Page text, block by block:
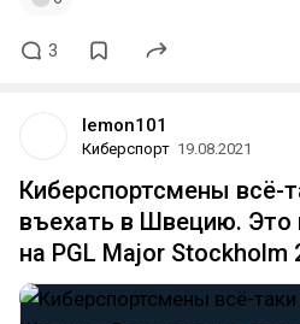
3
lemon101
Киберспорт 19.08.2021
Киберспортсмены всё-
въехать в Швецию. Это
на PGL Major Stockholm